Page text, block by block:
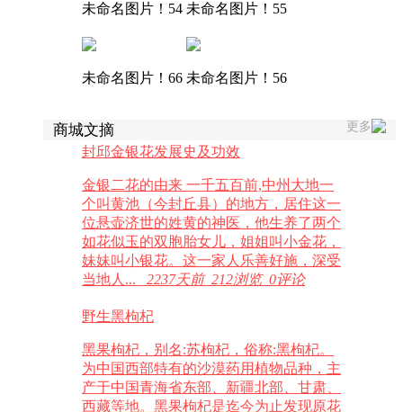
未命名图片！54 未命名图片！55
未命名图片！66 未命名图片！56
更多
商城文摘
封邱金银花发展史及功效
金银二花的由来 一千五百前,中州大地一
个叫黄池（今封丘县）的地方，居住这一
位悬壶济世的姓黄的神医，他生养了两个
如花似玉的双胞胎女儿，姐姐叫小金花，
妹妹叫小银花。这一家人乐善好施，深受
当地人... 2237天前 212浏览 0评论
野生黑枸杞
黑果枸杞，别名:苏枸杞，俗称:黑枸杞。
为中国西部特有的沙漠药用植物品种，主
产于中国青海省东部、新疆北部、甘肃、
西藏等地。黑果枸杞是迄今为止发现原花